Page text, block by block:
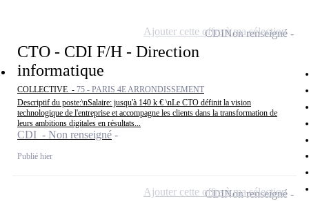
CTO - CDI F/H - Direction
informatique
COLLECTIVE - 75 - PARIS 4E ARRONDISSEMENT
Descriptif du poste:\nSalaire: jusqu'à 140 k € \nLe CTO définit la vision
technologique de l'entreprise et accompagne les clients dans la transformation de
leurs ambitions digitales en résultats...
CDI - Non renseigné
Publié hier
CDINon renseigné
Ajouter cette offre à ma sélection
CDINon renseigné
Ajouter cette offre à ma sélection